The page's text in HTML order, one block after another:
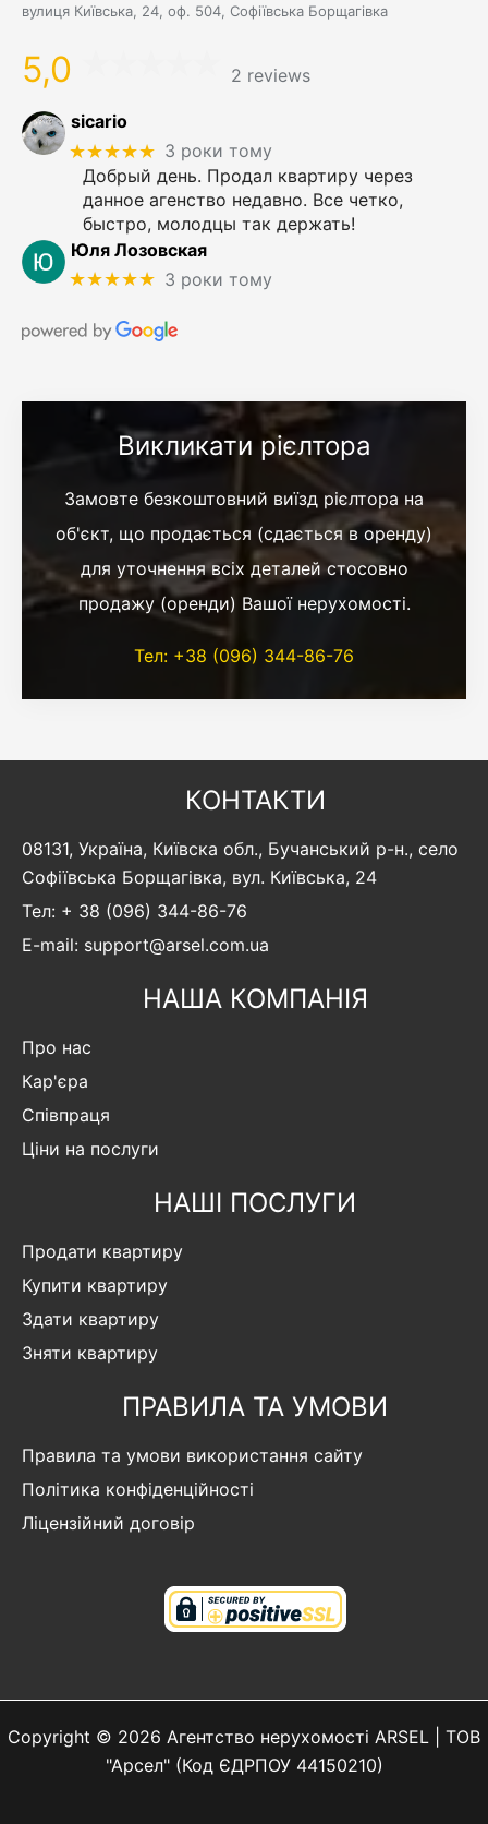
вулиця Київська, 24, оф. 504, Софіївська Борщагівка
5,0 2 reviews
sicario
★★★★★ 3 роки тому
Добрый день. Продал квартиру через
данное агенство недавно. Все четко,
быстро, молодцы так держать!
Юля Лозовская
★★★★★ 3 роки тому
Викликати рієлтора
Замовте безкоштовний виїзд рієлтора на
об'єкт, що продається (сдається в оренду)
для уточнення всіх деталей стосовно
продажу (оренди) Вашої нерухомості.
Тел: +38 (096) 344-86-76
КОНТАКТИ
08131, Україна, Київска обл., Бучанський р-н., село
Софіївська Борщагівка, вул. Київська, 24
Тел: + 38 (096) 344-86-76
E-mail: support@arsel.com.ua
НАША КОМПАНІЯ
Про нас
Кар'єра
Співпраця
Ціни на послуги
НАШІ ПОСЛУГИ
Продати квартиру
Купити квартиру
Здати квартиру
Зняти квартиру
ПРАВИЛА ТА УМОВИ
Правила та умови використання сайту
Політика конфіденційності
Ліцензійний договір
Copyright © 2026 Агентство нерухомості ARSEL | ТОВ
"Арсел" (Код ЄДРПОУ 44150210)